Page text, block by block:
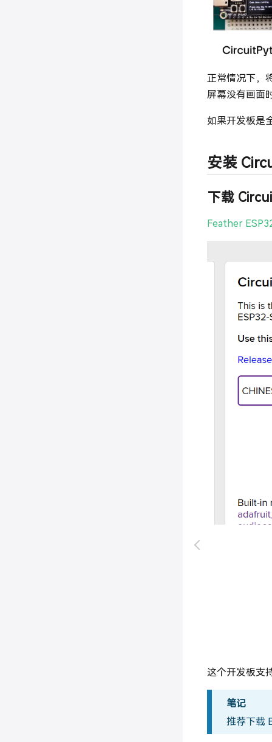
正常情况下，
屏幕没有画面
如果开发板是
安装
下载
Feather
这个开发板支
笔记
推荐下载